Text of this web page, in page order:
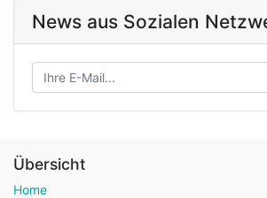
News aus Sozialen
Übersicht
Home